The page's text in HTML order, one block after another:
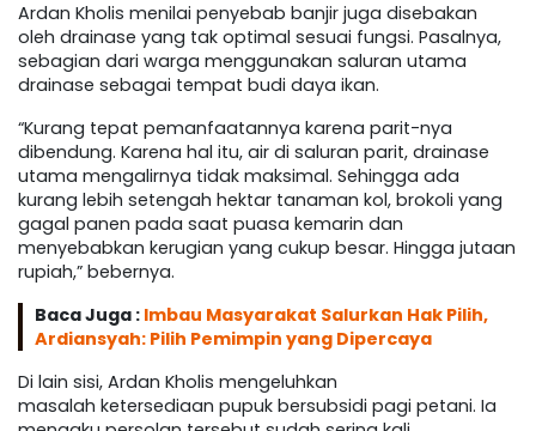
Ardan Kholis menilai penyebab banjir juga disebakan
oleh drainase yang tak optimal sesuai fungsi. Pasalnya,
sebagian dari warga menggunakan saluran utama
drainase sebagai tempat budi daya ikan.
“Kurang tepat pemanfaatannya karena parit-nya
dibendung. Karena hal itu, air di saluran parit, drainase
utama mengalirnya tidak maksimal. Sehingga ada
kurang lebih setengah hektar tanaman kol, brokoli yang
gagal panen pada saat puasa kemarin dan
menyebabkan kerugian yang cukup besar. Hingga jutaan
rupiah,” bebernya.
Baca Juga : Imbau Masyarakat Salurkan Hak Pilih,
Ardiansyah: Pilih Pemimpin yang Dipercaya
Di lain sisi, Ardan Kholis mengeluhkan
masalah ketersediaan pupuk bersubsidi pagi petani. Ia